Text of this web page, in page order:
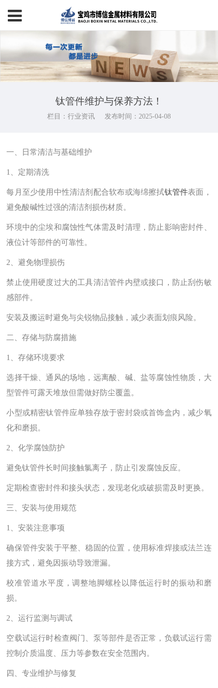
钛管件维护与保养方法！
栏目：行业资讯 发布时间：2025-04-08
一、日常清洁与基础维护
1、定期清洗‌
每月至少使用中性清洁剂配合软布或海绵擦拭钛管件表面，
避免酸碱性过强的清洁剂损伤材质‌。
环境中的尘埃和腐蚀性气体需及时清理，防止影响密封件、
液位计等部件的可靠性‌。
2、避免物理损伤‌
禁止使用硬度过大的工具清洁管件内壁或接口，防止刮伤敏
感部件‌。
安装及搬运时避免与尖锐物品接触，减少表面划痕风险‌。
二、存储与防腐措施
1、存储环境要求‌
选择干燥、通风的场地，远离酸、碱、盐等腐蚀性物质，大
型管件可露天堆放但需做好防尘覆盖‌。
小型或精密钛管件应单独存放于密封袋或首饰盒内，减少氧
化和磨损‌。
2、化学腐蚀防护‌
避免钛管件长时间接触氯离子，防止引发腐蚀反应‌。
定期检查密封件和接头状态，发现老化或破损需及时更换‌。
三、安装与使用规范
1、安装注意事项‌
确保管件安装于平整、稳固的位置，使用标准焊接或法兰连
接方式，避免因振动导致泄漏‌。
校准管道水平度，调整地脚螺栓以降低运行时的振动和磨
损‌。
2、运行监测与调试‌
空载试运行时检查阀门、泵等部件是否正常，负载试运行需
控制介质温度、压力等参数在安全范围内‌。
四、专业维护与修复